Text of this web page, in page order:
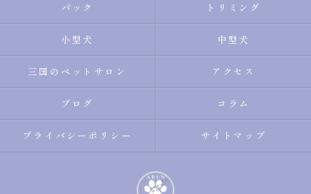
パック トリミング
小型犬 中型犬
三国のペットサロン アクセス
ブログ コラム
プライバシーポリシー サイトマップ